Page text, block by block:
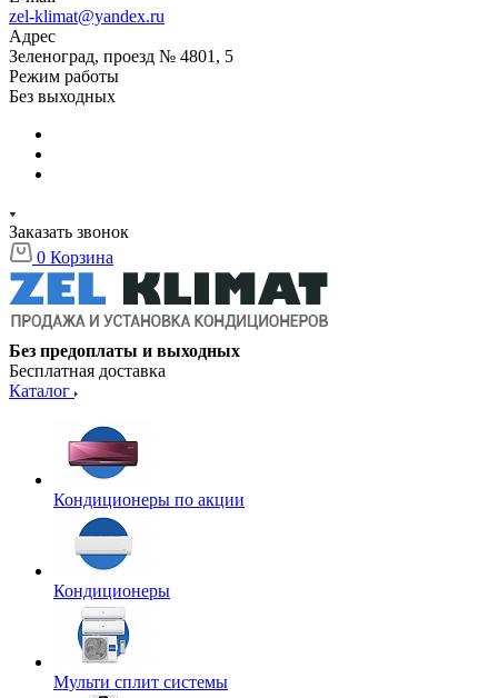
zel-klimat@yandex.ru
Адрес
Зеленоград, проезд № 4801, 5
Режим работы
Без выходных
Заказать звонок
0 Корзина
Без предоплаты и выходных
Бесплатная доставка
Каталог
Кондиционеры по акции
Кондиционеры
Мульти сплит системы